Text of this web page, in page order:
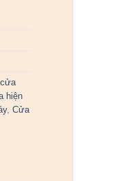
cửa
hiện
,Cửa